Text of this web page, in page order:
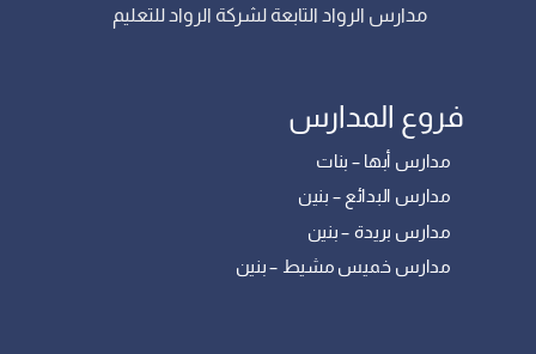
مدارس الرواد التابعة لشركة الرواد للتعليم
فروع المدارس
مدارس أبها – بنات
مدارس البدائع – بنين
مدارس بريدة – بنين
مدارس خميس مشيط – بنين